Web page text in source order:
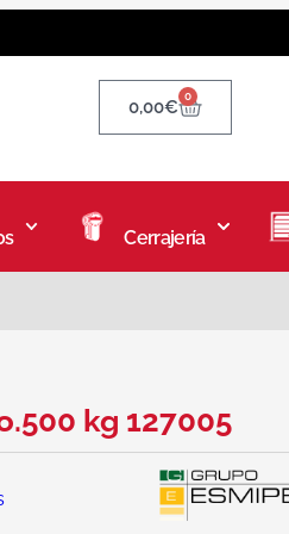
0,00€ 0
Cerrajería
kg 127005